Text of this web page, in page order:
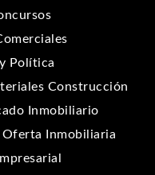
Política
Construcción
Inmobiliario
Oferta Inmobiliaria